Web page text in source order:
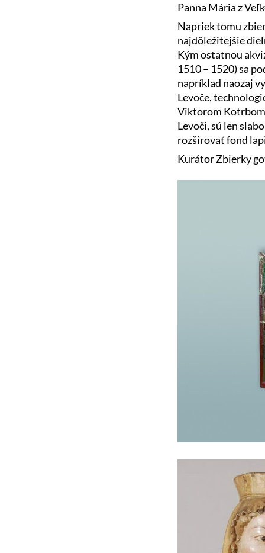
Panna Mária z
Napriek tomu
najdôležitejšie
Kým ostatnou
1510 – 1520) sa
napríklad naozaj
Levoče,
Viktorom
Levoči, sú len
rozširovať fond
Kurátor Zbierky